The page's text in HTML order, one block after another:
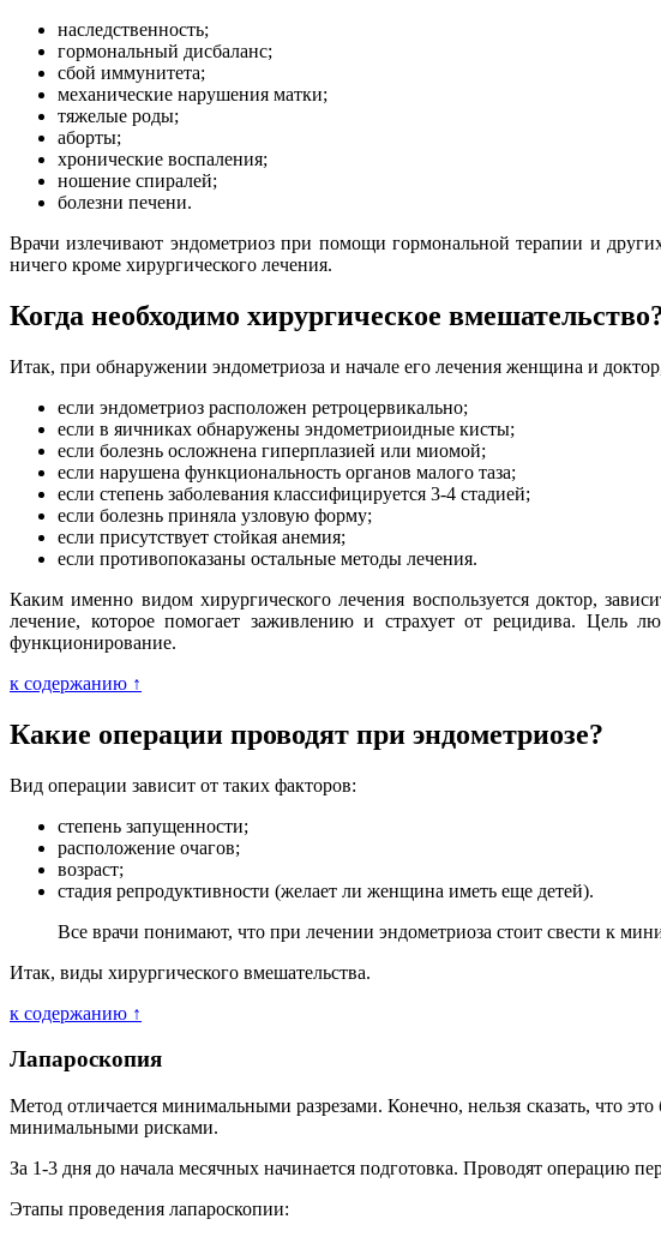
наследственность;
гормональный дисбаланс;
сбой иммунитета;
механические нарушения матки;
тяжелые роды;
аборты;
хронические воспаления;
ношение спиралей;
болезни печени.
Врачи излечивают эндометриоз при помощи гормональной терапии и
ничего кроме хирургического лечения.
Когда необходимо хирургическое
Итак, при обнаружении эндометриоза и начале его лечения женщина и
если эндометриоз расположен ретроцервикально;
если в яичниках обнаружены эндометриоидные кисты;
если болезнь осложнена гиперплазией или миомой;
если нарушена функциональность органов малого таза;
если степень заболевания классифицируется 3-4 стадией;
если болезнь приняла узловую форму;
если присутствует стойкая анемия;
если противопоказаны остальные методы лечения.
Каким именно видом хирургического лечения воспользуется доктор,
лечение, которое помогает заживлению и страхует от рецидива. Цель
функционирование.
к содержанию ↑
Какие операции проводят при эндометриозе?
Вид операции зависит от таких факторов:
степень запущенности;
расположение очагов;
возраст;
стадия репродуктивности (желает ли женщина иметь еще детей).
Все врачи понимают, что при лечении эндометриоза стоит свести к
Итак, виды хирургического вмешательства.
к содержанию ↑
Лапароскопия
Метод отличается минимальными разрезами. Конечно, нельзя сказать, что
минимальными рисками.
За 1-3 дня до начала месячных начинается подготовка. Проводят операцию
Этапы проведения лапароскопии: